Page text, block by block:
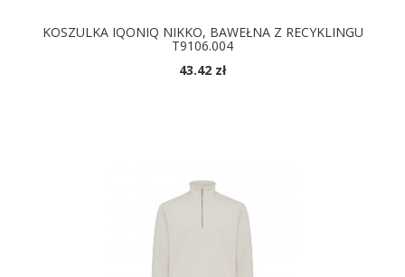
KOSZULKA IQONIQ NIKKO, BAWEŁNA Z RECYKLINGU
T9106.004
43.42 zł